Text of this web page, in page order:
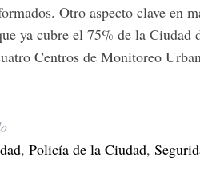
Otro aspecto clave en
ya cubre el 75% de la Ciudad
Centros de Monitoreo
, Policía de la Ciudad,